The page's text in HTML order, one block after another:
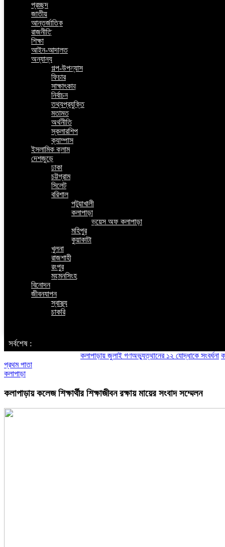
প্রচ্ছদ
জাতীয়
আন্তর্জাতিক
রাজনীতি
শিক্ষা
আইন-আদালত
অন্যান্য
গল্প-উপন্যাস
ফিচার
সাক্ষাৎকার
নির্বাচন
তথ্যপ্রযুক্তি
মতামত
অর্থনীতি
স্কলারশিপ
ক্যাম্পাস
ইসলামিক কলাম
দেশজুড়ে
ঢাকা
চট্টগ্রাম
সিলেট
বরিশাল
পটুয়াখালী
কলাপাড়া
ভয়েস অফ কলাপাড়া
মহিপুর
কুয়াকাটা
খুলনা
রাজশাহী
রংপুর
ময়মনসিংহ
বিনোদন
জীবনযাপন
স্বাস্থ্য
চাকরি
‌ সর্বশেষ :
কলাপাড়ায় জুলাই গণঅভ্যুত্থানের ১২ যোদ্ধাকে সংবর্ধনা
প্রথম পাতা
কলাপাড়া
কলাপাড়ায় কলেজ শিক্ষার্থীর শিক্ষাজীবন রক্ষায় মায়ের সংবাদ সম্মেলন